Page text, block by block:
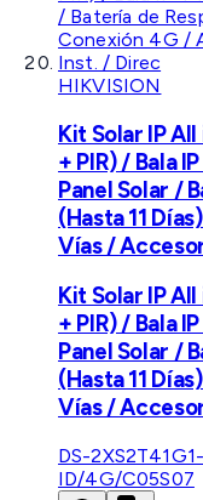
HIKVISION
Kit Solar IP
+ PIR) / Bala
Panel Solar /
(Hasta 11
Vías /
Kit Solar IP
+ PIR) / Bala
Panel Solar /
(Hasta 11
Vías /
DS-
ID/4G/C05S07